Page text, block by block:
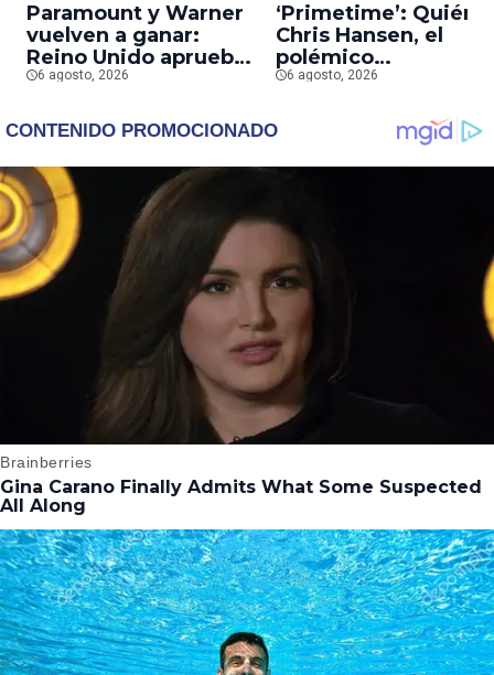
Paramount y Warner
vuelven a ganar:
Reino Unido aprueba
la fusión entre
6 agosto, 2026
‘Primetime’: Quién
Chris Hansen, el
polémico
presentador que
interpreta en su
nueva película
6 agosto, 2026